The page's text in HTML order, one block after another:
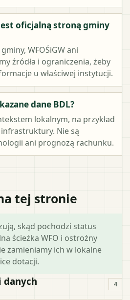
oficjalną stroną gminy
WFOŚiGW ani
źródła i ograniczenia, żeby
u właściwej instytucji.
dane BDL?
lokalnym, na przykład
Nie są
ani prognozą rachunku.
tej stronie
skąd pochodzi status
ścieżka WFO i ostrożny
zamieniamy ich w lokalne
dotacji.
danych 4